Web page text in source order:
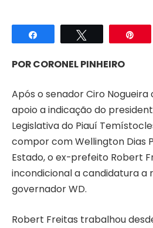
Compartilhar
POR CORONEL PINHEIRO
Após o senador Ciro
apoio a indicação do
Legislativa do Piauí
compor com Wellington Dias
Estado, o ex-prefeito Robert
incondicional a candidatura a
governador WD.
Robert Freitas trabalhou